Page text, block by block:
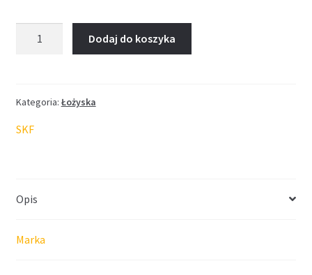
Dodaj do koszyka
Kategoria: Łożyska
SKF
Opis
Marka